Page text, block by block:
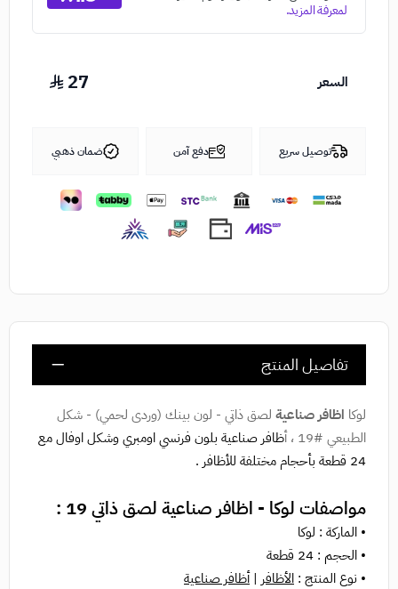
السعر 27
توصيل سريع دفع آمن ضمان ذهبي
تفاصيل المنتج
لوكا اظافر صناعية لصق ذاتي - لون بينك (وردى لحمي) - شكل
الطبيعي #19 ، أ
ظافر صناعية بلون فرنسي اومبري وشكل اوفال مع
24 قطعة بأحجام مختلفة للأظافر .
مواصفات لوكا - اظافر صناعية لصق ذاتي 19 :
• الماركة : لوكا
• الحجم : 24 قطعة
• نوع المنتج : الأظافر |أظافر صناعية